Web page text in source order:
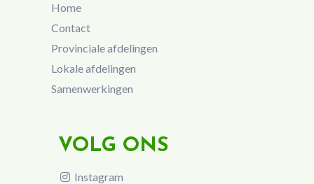
Home
Contact
Provinciale afdelingen
Lokale afdelingen
Samenwerkingen
VOLG ONS
Instagram